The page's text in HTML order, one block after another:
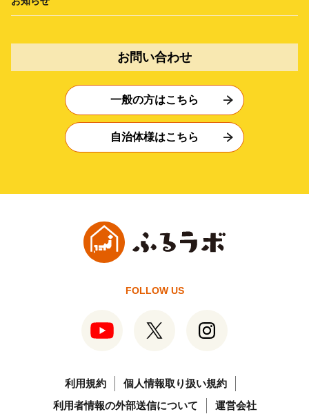
お問い合わせ
一般の方はこちら
自治体様はこちら
FOLLOW US
利用規約
個人情報取り扱い規約
利用者情報の外部送信について
運営会社